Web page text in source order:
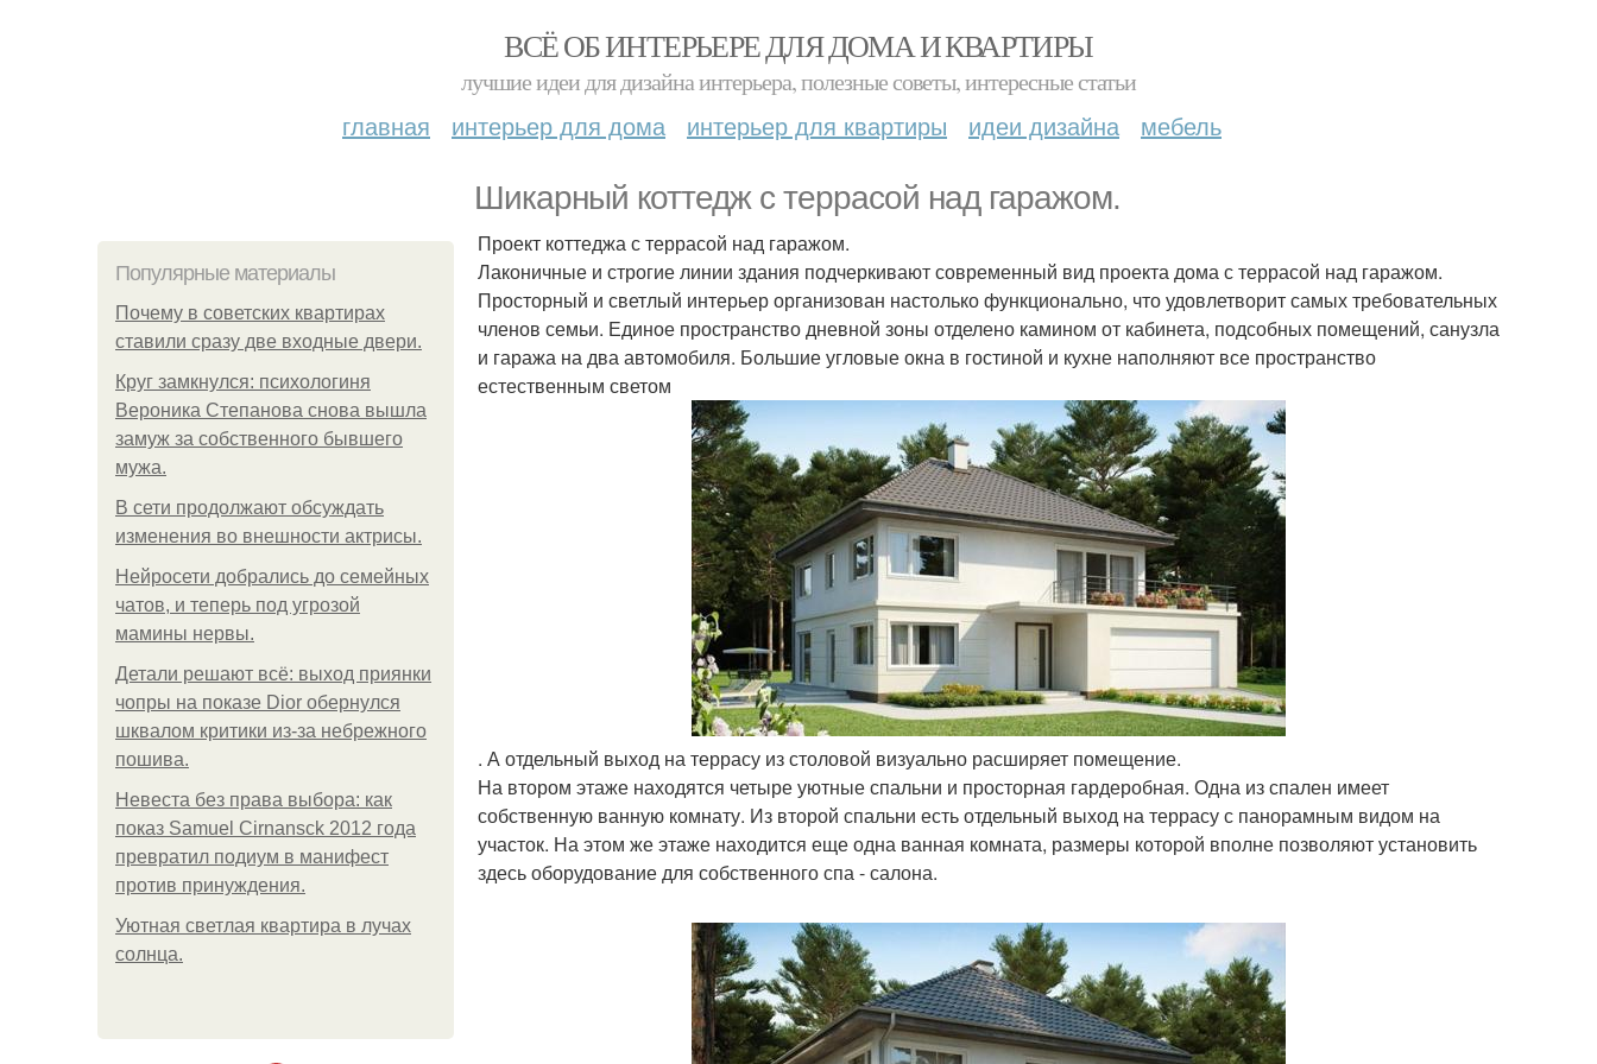
ВСЁ ОБ ИНТЕРЬЕРЕ ДЛЯ ДОМА И КВАРТИРЫ
лучшие идеи для дизайна интерьера, полезные советы, интересные статьи
главная интерьер для дома интерьер для квартиры идеи дизайна мебель
Шикарный коттедж с террасой над гаражом.
Популярные материалы
Почему в советских квартирах
ставили сразу две входные двери.
Круг замкнулся: психологиня
Вероника Степанова снова вышла
замуж за собственного бывшего
мужа.
В сети продолжают обсуждать
изменения во внешности актрисы.
Нейросети добрались до семейных
чатов, и теперь под угрозой
мамины нервы.
Детали решают всё: выход приянки
чопры на показе Dior обернулся
шквалом критики из-за небрежного
пошива.
Невеста без права выбора: как
показ Samuel Cirnansck 2012 года
превратил подиум в манифест
против принуждения.
Уютная светлая квартира в лучах
солнца.
Проект коттеджа с террасой над гаражом.
Лаконичные и строгие линии здания подчеркивают современный вид проекта дома с террасой над гаражом.
Просторный и светлый интерьер организован настолько функционально, что удовлетворит самых требовательных
членов семьи. Единое пространство дневной зоны отделено камином от кабинета, подсобных помещений, санузла
и гаража на два автомобиля. Большие угловые окна в гостиной и кухне наполняют все пространство
естественным светом
. А отдельный выход на террасу из столовой визуально расширяет помещение.
На втором этаже находятся четыре уютные спальни и просторная гардеробная. Одна из спален имеет
собственную ванную комнату. Из второй спальни есть отдельный выход на террасу с панорамным видом на
участок. На этом же этаже находится еще одна ванная комната, размеры которой вполне позволяют установить
здесь оборудование для собственного спа - салона.